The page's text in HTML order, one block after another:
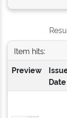
Item hits:
Preview
Date